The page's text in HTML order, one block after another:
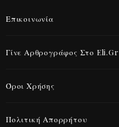
Επικοινωνία
Γίνε Αρθρογράφος Στο Eli.gr
Όροι Χρήσης
Πολιτική Απορρήτου